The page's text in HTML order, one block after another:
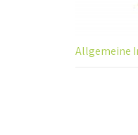
Allgemeine